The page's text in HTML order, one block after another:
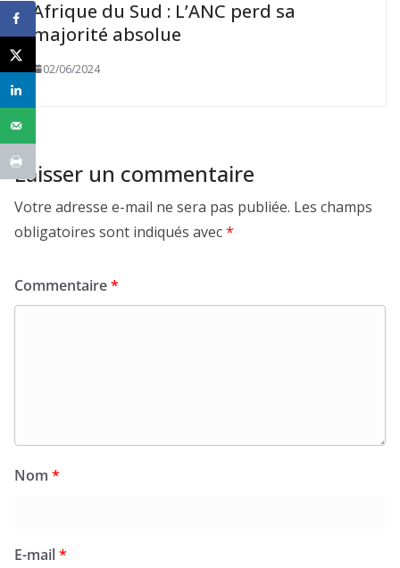
Afrique du Sud : L’ANC perd sa
majorité absolue
02/06/2024
Laisser un commentaire
Votre adresse e-mail ne sera pas publiée. Les champs
obligatoires sont indiqués avec*
Commentaire*
Nom *
E-mail*